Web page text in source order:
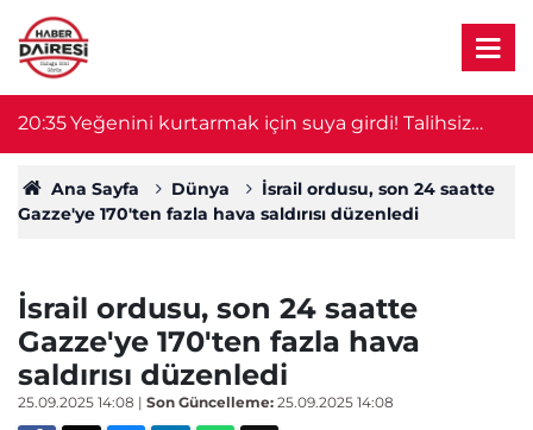
20:35Yeğenini kurtarmak için suya girdi! Talihsiz
adam yaşamını yitirdi
Ana Sayfa Dünya
İsrail ordusu, son 24 saatte
Gazze'ye 170'ten fazla hava saldırısı düzenledi
İsrail ordusu, son 24 saatte
Gazze'ye 170'ten fazla hava
saldırısı düzenledi
25.09.2025 14:08 | Son Güncelleme: 25.09.2025 14:08